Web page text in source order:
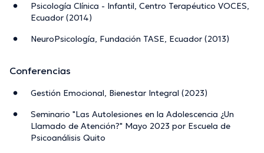
Psicología Clínica - Infantil, Centro Terapéutico VOCES,
Ecuador (2014)
NeuroPsicología, Fundación TASE, Ecuador (2013)
Conferencias
Gestión Emocional, Bienestar Integral (2023)
Seminario "Las Autolesiones en la Adolescencia ¿Un
Llamado de Atención?" Mayo 2023 por Escuela de
Psicoanálisis Quito